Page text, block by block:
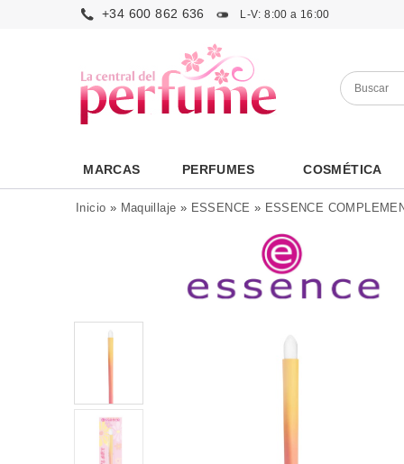
+34 600 862 636 L-V: 8:00 a 16:00
MARCAS PERFUMES COSMÉTICA
Inicio » Maquillaje » ESSENCE » ESSENCE